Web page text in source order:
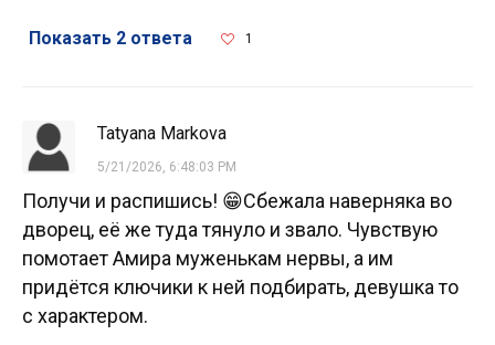
Показать 2 ответа 1
Tatyana Markova
5/21/2026, 6:48:03 PM
Получи и распишись! 😁Сбежала наверняка во
дворец, её же туда тянуло и звало. Чувствую
помотает Амира муженькам нервы, а им
придётся ключики к ней подбирать, девушка то
с характером.